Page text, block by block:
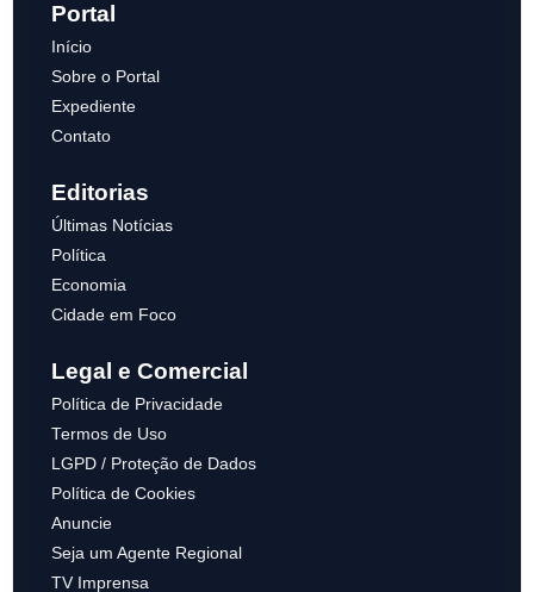
Portal
Início
Sobre o Portal
Expediente
Contato
Editorias
Últimas Notícias
Política
Economia
Cidade em Foco
Legal e Comercial
Política de Privacidade
Termos de Uso
LGPD / Proteção de Dados
Política de Cookies
Anuncie
Seja um Agente Regional
TV Imprensa